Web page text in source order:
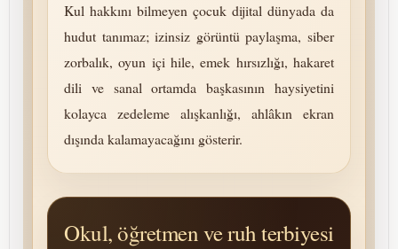
Kul hakkını bilmeyen çocuk dijital dünyada da
hudut tanımaz; izinsiz görüntü paylaşma, siber
zorbalık, oyun içi hile, emek hırsızlığı, hakaret
dili ve sanal ortamda başkasının haysiyetini
kolayca zedeleme alışkanlığı, ahlâkın ekran
dışında kalamayacağını gösterir.
Okul, öğretmen ve ruh terbiyesi